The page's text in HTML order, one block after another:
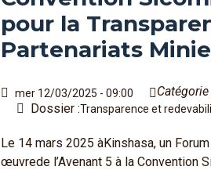
pour la
Partenariats
mer 12/03/2025 - 09:00 Catégorie
Dossier :Transparence et
Le 14 mars 2025 àKinshasa, un
œuvrede l’Avenant 5 à la Convention